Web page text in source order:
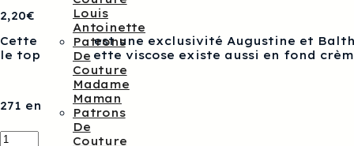
Louis
Antoinette
Patrons
De
Couture
Madame
Maman
Patrons
De
Couture
2,20€
Cette viscose est une exclusivité Augustine et
le top Etna. Cette viscose existe aussi en fond
271 en stock
quantité